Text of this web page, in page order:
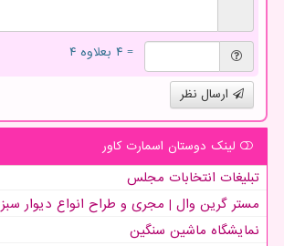
= ۴ بعلاوه ۴
ارسال نظر
لینک دوستان اسمارت كاور
تبلیغات انتخابات مجلس
مستر گرین وال | مجری و طراح انواع دیوار سبز
نمایشگاه ماشین سنگین